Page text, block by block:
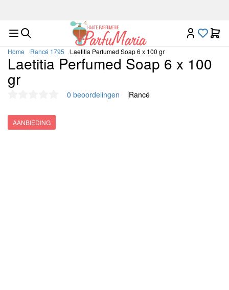
Home Rancé 1795 Laetitia Perfumed Soap 6 x 100 gr
Laetitia Perfumed Soap 6 x 100
gr
0 beoordelingen Rancé
AANBIEDING